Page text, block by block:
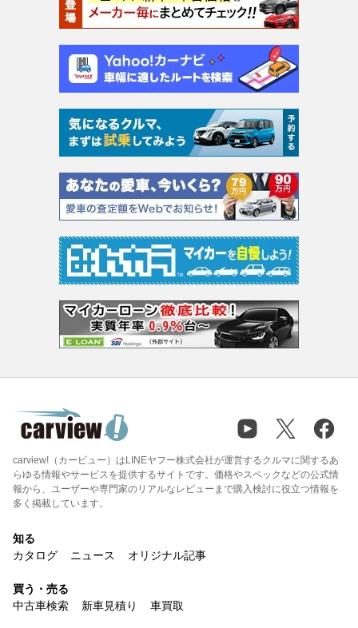
carview!（カービュー）はLINEヤフー株式会社が運営するクルマに関するあ
らゆる情報やサービスを提供するサイトです。価格やスペックなどの公式情
報から、ユーザーや専門家のリアルなレビューまで購入検討に役立つ情報を
多く掲載しています。
知る
カタログ
ニュース オリジナル記事
買う・売る
中古車検索
新車見積り 車買取